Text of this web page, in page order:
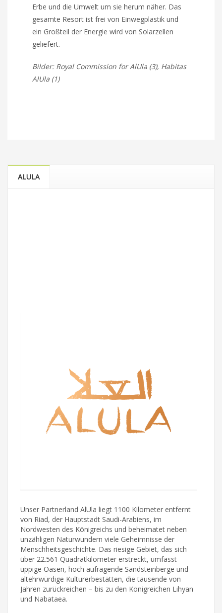
Erbe und die Umwelt um sie herum näher. Das
gesamte Resort ist frei von Einwegplastik und
ein Großteil der Energie wird von Solarzellen
geliefert.
Bilder: Royal Commission for AlUla (3), Habitas
AlUla (1)
ALULA
Unser Partnerland AlUla liegt 1100 Kilometer entfernt
von Riad, der Hauptstadt Saudi-Arabiens, im
Nordwesten des Königreichs und beheimatet neben
unzähligen Naturwundern viele Geheimnisse der
Menschheitsgeschichte. Das riesige Gebiet, das sich
über 22.561 Quadratkilometer erstreckt, umfasst
üppige Oasen, hoch aufragende Sandsteinberge und
altehrwürdige Kulturerbestätten, die tausende von
Jahren zurückreichen – bis zu den Königreichen Lihyan
und Nabataea.